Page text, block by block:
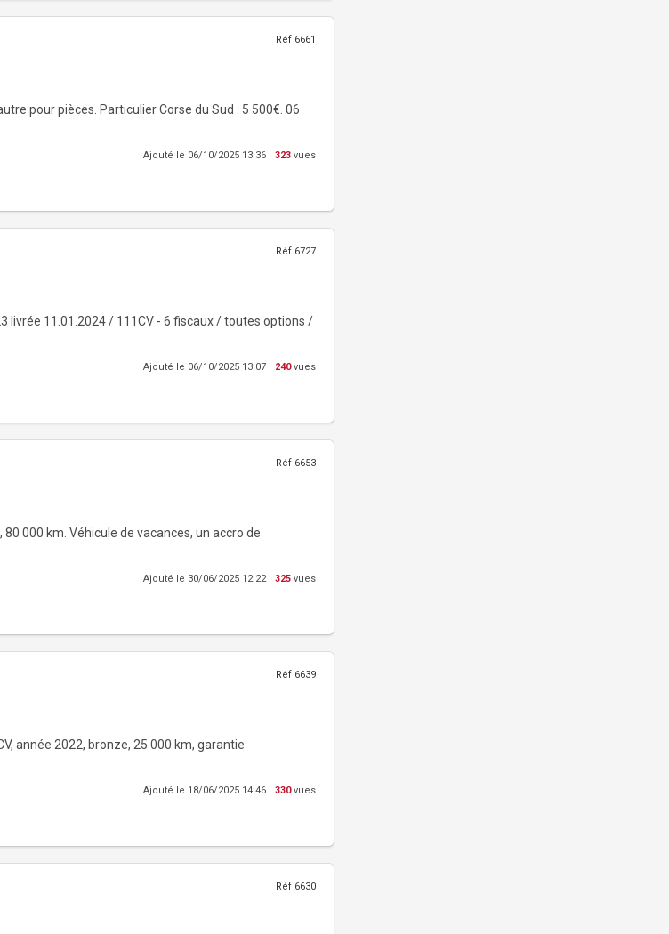
Réf 6661
pour pièces. Particulier Corse du Sud : 5 500€. 06
Ajouté le 06/10/2025 13:36 323 vues
Réf 6727
livrée 11.01.2024 / 111CV - 6 fiscaux / toutes options /
Ajouté le 06/10/2025 13:07 240vues
Réf 6653
000 km. Véhicule de vacances, un accro de
Ajouté le 30/06/2025 12:22 325 vues
Réf 6639
année 2022, bronze, 25 000 km, garantie
Ajouté le 18/06/2025 14:46 330vues
Réf 6630